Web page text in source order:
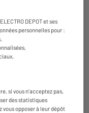
DEPOT et ses
personnelles pour :
si vous n'acceptez pas,
des statistiques
vous opposer à leur dépôt